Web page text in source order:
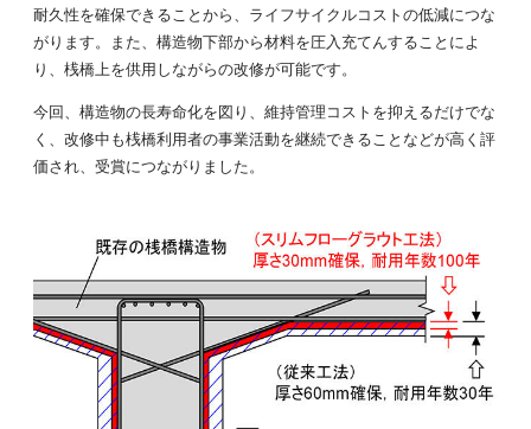
耐久性を確保できることから、ライフサイクルコストの低減につな
がります。また、構造物下部から材料を圧入充てんすることによ
り、桟橋上を供用しながらの改修が可能です。
今回、構造物の長寿命化を図り、維持管理コストを抑えるだけでな
く、改修中も桟橋利用者の事業活動を継続できることなどが高く評
価され、受賞につながりました。